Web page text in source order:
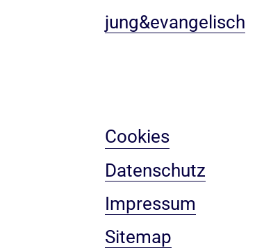
jung&evangelisch
Cookies
Datenschutz
Impressum
Sitemap